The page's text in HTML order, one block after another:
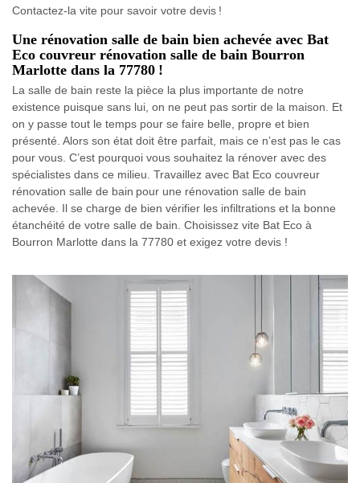
Contactez-la vite pour savoir votre devis !
Une rénovation salle de bain bien achevée avec Bat
Eco couvreur rénovation salle de bain Bourron
Marlotte dans la 77780 !
La salle de bain reste la pièce la plus importante de notre
existence puisque sans lui, on ne peut pas sortir de la maison. Et
on y passe tout le temps pour se faire belle, propre et bien
présenté. Alors son état doit être parfait, mais ce n’est pas le cas
pour vous. C’est pourquoi vous souhaitez la rénover avec des
spécialistes dans ce milieu. Travaillez avec Bat Eco couvreur
rénovation salle de bain pour une rénovation salle de bain
achevée. Il se charge de bien vérifier les infiltrations et la bonne
étanchéité de votre salle de bain. Choisissez vite Bat Eco à
Bourron Marlotte dans la 77780 et exigez votre devis !